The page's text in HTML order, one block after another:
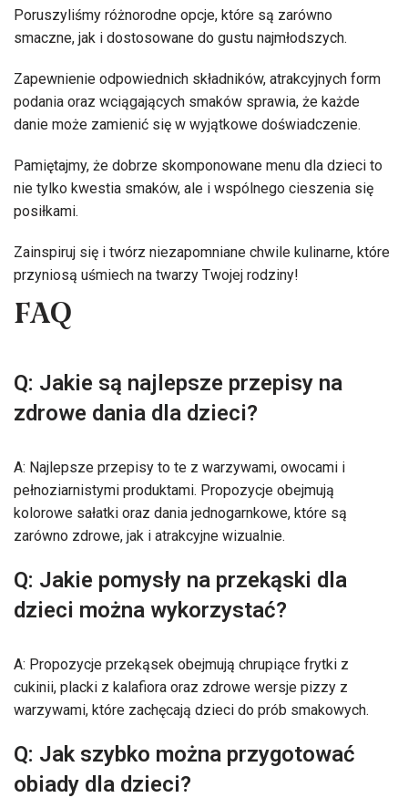
Poruszyliśmy różnorodne opcje, które są zarówno
smaczne, jak i dostosowane do gustu najmłodszych.
Zapewnienie odpowiednich składników, atrakcyjnych form
podania oraz wciągających smaków sprawia, że każde
danie może zamienić się w wyjątkowe doświadczenie.
Pamiętajmy, że dobrze skomponowane menu dla dzieci to
nie tylko kwestia smaków, ale i wspólnego cieszenia się
posiłkami.
Zainspiruj się i twórz niezapomniane chwile kulinarne, które
przyniosą uśmiech na twarzy Twojej rodziny!
FAQ
Q: Jakie są najlepsze przepisy na
zdrowe dania dla dzieci?
A: Najlepsze przepisy to te z warzywami, owocami i
pełnoziarnistymi produktami. Propozycje obejmują
kolorowe sałatki oraz dania jednogarnkowe, które są
zarówno zdrowe, jak i atrakcyjne wizualnie.
Q: Jakie pomysły na przekąski dla
dzieci można wykorzystać?
A: Propozycje przekąsek obejmują chrupiące frytki z
cukinii, placki z kalafiora oraz zdrowe wersje pizzy z
warzywami, które zachęcają dzieci do prób smakowych.
Q: Jak szybko można przygotować
obiady dla dzieci?